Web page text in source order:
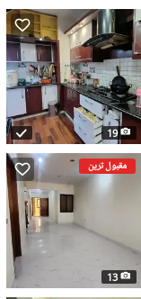
19
مقبول ترین
13